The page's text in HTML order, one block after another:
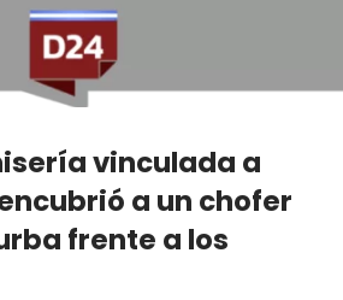
vinculada a
a un chofer
frente a los